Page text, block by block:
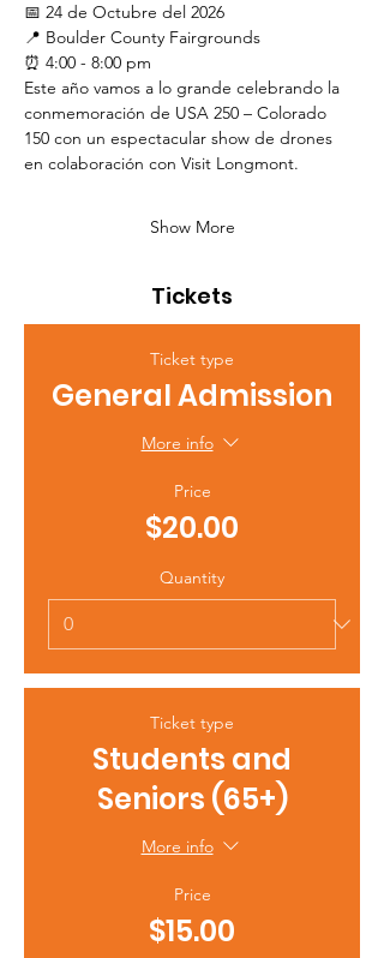
📅 24 de Octubre del 2026
📍 Boulder County Fairgrounds
⏰ 4:00 - 8:00 pm
Este año vamos a lo grande celebrando la
conmemoración de USA 250 – Colorado
150 con un espectacular show de drones
en colaboración con Visit Longmont.
Show More
Tickets
Ticket type
General Admission
More info
Price
$20.00
Quantity
Ticket type
Students and
Seniors (65+)
More info
Price
$15.00